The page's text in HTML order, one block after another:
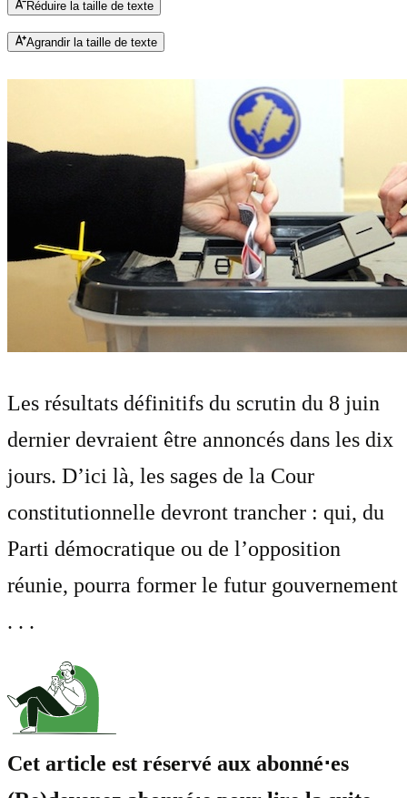
Réduire la taille de texte
Agrandir la taille de texte
Les résultats définitifs du scrutin du 8 juin
dernier devraient être annoncés dans les dix
jours. D’ici là, les sages de la Cour
constitutionnelle devront trancher : qui, du
Parti démocratique ou de l’opposition
réunie, pourra former le futur gouvernement
. . .
Cet article est réservé aux abonné⋅es